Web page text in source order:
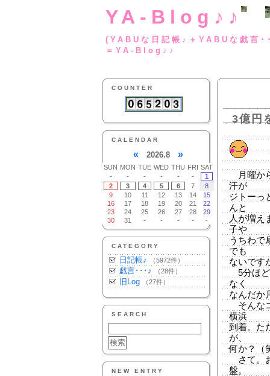
YA-Blog♪♪
(YABUな日記帳♪
＝YA-Blog♪♪
COUNTER
CALENDAR
« 2026.8 »
SUN MON TUE WED THU FRI SAT
-
- - - - -
1
2
3 4 5 6 7
8
9
10 11 12 13 14
15
16
17 18 19 20 21
22
23
24 25 26 27 28
29
30
31 - - - - -
CATEGORY
日記帳♪ （5972件）
戯言･･･♪ （28件）
旧Log （27件）
SEARCH
NEW ENTRY
3億円
月曜か
汗が
ジトーっ
んと
人が増え
子や
うちわで
でも
ないです
5分ほど
なく
なんだか
そんな
横浜
到着。た
が、
何か？（
さて。
盤。